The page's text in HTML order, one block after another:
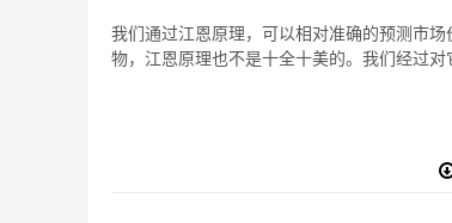
我们通过江恩原理，可以相对准确的预测市
物，江恩原理也不是十全十美的。我们经过